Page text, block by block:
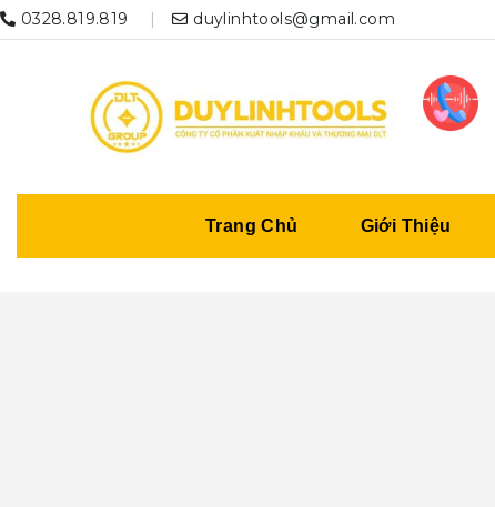
0328.819.819 duylinhtools@gmail.com
Trang Chủ Giới Thiệu